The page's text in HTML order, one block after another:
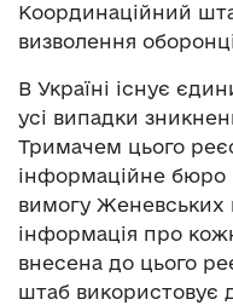
Координаційний
визволення
В Україні існує
усі випадки
Тримачем цього
інформаційне бюро
вимогу Женевських
інформація про
внесена до цього
штаб використовує